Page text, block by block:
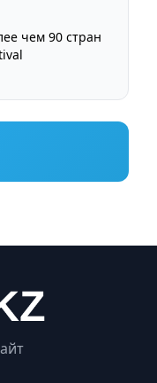
чем 90 стран